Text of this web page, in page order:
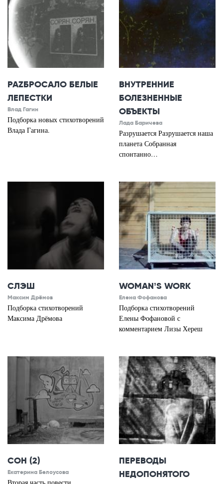
РАZБРОСАЛО БЕЛЫЕ
ЛЕПЕСТКИ
Влад Гагин
Подборка новых стихотворений
Влада Гагина.
ВНУТРЕННИЕ
БОЛЕЗНЕННЫЕ
ОБЪЕКТЫ
Лада Баричева
Разрушается Разрушается наша
планета Собранная
спонтанно…
СЛЭШ
Максим Дрёмов
Подборка стихотворений
Максима Дрёмова
WOMAN’S WORK
Елена Фофанова
Подборка стихотворений
Елены Фофановой с
комментарием Лизы Хереш
СОН (2)
Екатерина Белоусова
ПЕРЕВОДЫ
НЕДОПОНЯТОГО